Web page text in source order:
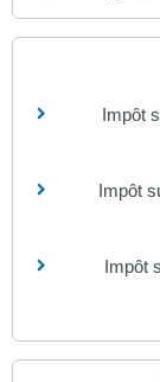
Impôt
Impôt
Impôt